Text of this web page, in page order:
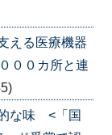
える医療機器
００カ所と連
的な味 <「国